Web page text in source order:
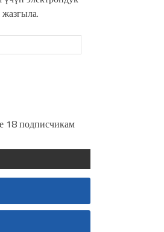
18 подписчикам